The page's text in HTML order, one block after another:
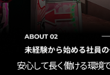
安心して長く働ける環境